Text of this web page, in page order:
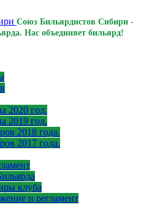
Союз Бильярдистов Сибири -
Нас объединяет бильярд!
2020 год.
2019 год.
2018 года.
2017 года.
клуба
и регламент